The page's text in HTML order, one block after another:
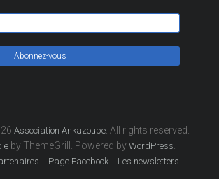
Association Ankazoube. All rights reserved.
by ThemeGrill. Powered byWordPress.
Page Facebook Les newsletters